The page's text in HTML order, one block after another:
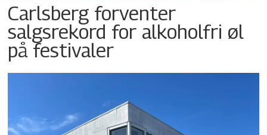
Carlsberg forventer
salgsrekord for alkoholfri øl
på festivaler